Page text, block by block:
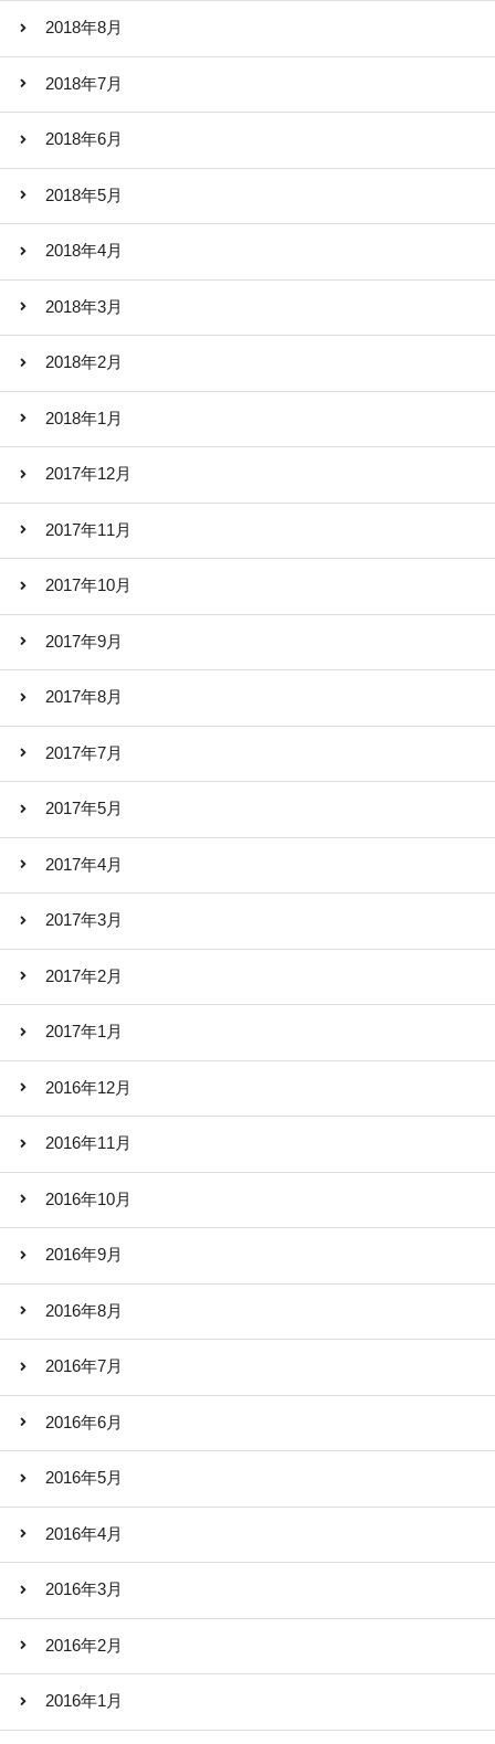
2018年8月
2018年7月
2018年6月
2018年5月
2018年4月
2018年3月
2018年2月
2018年1月
2017年12月
2017年11月
2017年10月
2017年9月
2017年8月
2017年7月
2017年5月
2017年4月
2017年3月
2017年2月
2017年1月
2016年12月
2016年11月
2016年10月
2016年9月
2016年8月
2016年7月
2016年6月
2016年5月
2016年4月
2016年3月
2016年2月
2016年1月